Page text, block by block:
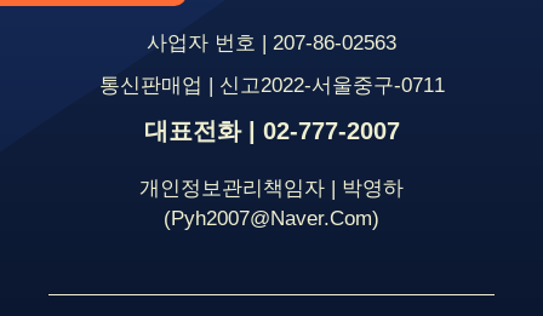
사업자 번호 | 207-86-02563
통신판매업 | 신고2022-서울중구-0711
대표전화 | 02-777-2007
개인정보관리책임자 | 박영하
(pyh2007@naver.com)